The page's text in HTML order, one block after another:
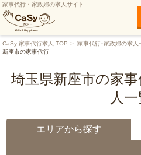
家事代行・家政婦の求人サイト
CaSy 家事代行求人 TOP 家事代行･家政婦の求人
新座市の家事代行
埼玉県新座市の家
人
エリアから探す